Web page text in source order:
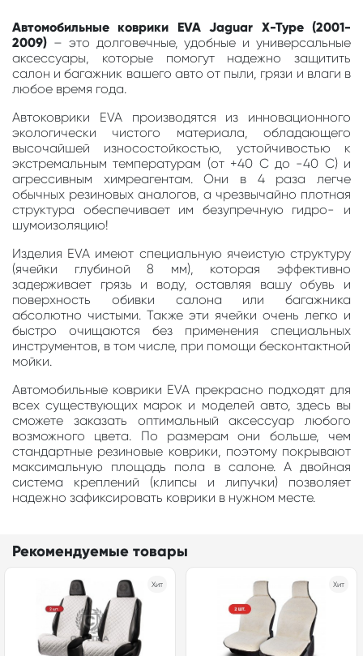
Автомобильные коврики EVA Jaguar X-Type (2001-
2009) – это долговечные, удобные и универсальные
аксессуары, которые помогут надежно защитить
салон и багажник вашего авто от пыли, грязи и влаги в
любое время года.
Автоковрики EVA производятся из инновационного
экологически чистого материала, обладающего
высочайшей износостойкостью, устойчивостью к
экстремальным температурам (от +40 С до -40 С) и
агрессивным химреагентам. Они в 4 раза легче
обычных резиновых аналогов, а чрезвычайно плотная
структура обеспечивает им безупречную гидро- и
шумоизоляцию!
Изделия EVA имеют специальную ячеистую структуру
(ячейки глубиной 8 мм), которая эффективно
задерживает грязь и воду, оставляя вашу обувь и
поверхность обивки салона или багажника
абсолютно чистыми. Также эти ячейки очень легко и
быстро очищаются без применения специальных
инструментов, в том числе, при помощи бесконтактной
мойки.
Автомобильные коврики EVA прекрасно подходят для
всех существующих марок и моделей авто, здесь вы
сможете заказать оптимальный аксессуар любого
возможного цвета. По размерам они больше, чем
стандартные резиновые коврики, поэтому покрывают
максимальную площадь пола в салоне. А двойная
система креплений (клипсы и липучки) позволяет
надежно зафиксировать коврики в нужном месте.
Рекомендуемые товары
Хит Хит